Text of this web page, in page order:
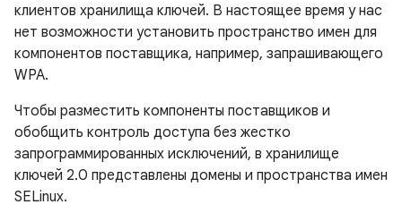
клиентов хранилища ключей. В настоящее время у нас
нет возможности установить пространство имен для
компонентов поставщика, например, запрашивающего
WPA.
Чтобы разместить компоненты поставщиков и
обобщить контроль доступа без жестко
запрограммированных исключений, в хранилище
ключей 2.0 представлены домены и пространства имен
SELinux.